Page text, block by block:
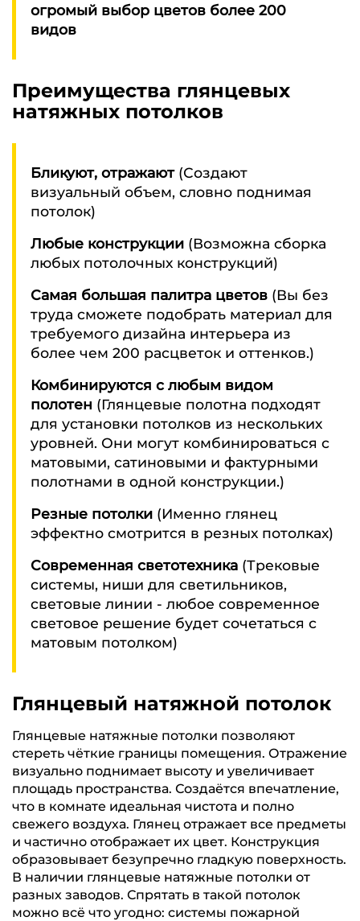
огромый выбор цветов более 200
видов
Преимущества глянцевых
натяжных потолков
Бликуют, отражают(Создают
визуальный объем, словно поднимая
потолок)
Любые конструкции(Возможна сборка
любых потолочных конструкций)
Самая большая палитра цветов(Вы без
труда сможете подобрать материал для
требуемого дизайна интерьера из
более чем 200 расцветок и оттенков.)
Комбинируются с любым видом
полотен (Глянцевые полотна подходят
для установки потолков из нескольких
уровней. Они могут комбинироваться с
матовыми, сатиновыми и фактурными
полотнами в одной конструкции.)
Резные потолки(Именно глянец
эффектно смотрится в резных потолках)
Современная светотехника(Трековые
системы, ниши для светильников,
световые линии - любое современное
световое решение будет сочетаться с
матовым потолком)
Глянцевый натяжной потолок
Глянцевые натяжные потолки позволяют
стереть чёткие границы помещения. Отражение
визуально поднимает высоту и увеличивает
площадь пространства. Создаётся впечатление,
что в комнате идеальная чистота и полно
свежего воздуха. Глянец отражает все предметы
и частично отображает их цвет. Конструкция
образовывает безупречно гладкую поверхность.
В наличии глянцевые натяжные потолки от
разных заводов. Спрятать в такой потолок
можно всё что угодно: системы пожарной